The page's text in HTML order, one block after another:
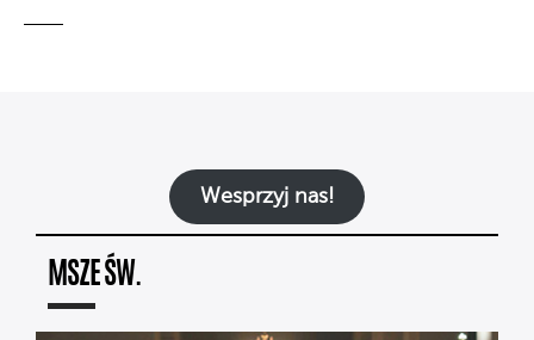
Wesprzyj nas!
MSZE ŚW.